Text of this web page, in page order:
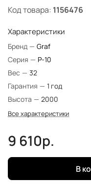
Код товара: 1156476
Характеристики
Бренд — Graf
Серия — P-10
Вес — 32
Гарантия — 1 год
Высота — 2000
Все характеристики
9 610р.
В